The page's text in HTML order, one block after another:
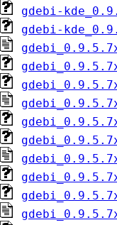
gdebi-
gdebi-